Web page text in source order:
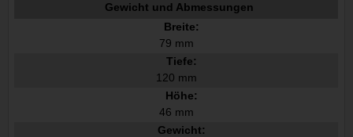
Gewicht und Abmessungen
Breite:
79 mm
Tiefe:
120 mm
Höhe:
46 mm
Gewicht: